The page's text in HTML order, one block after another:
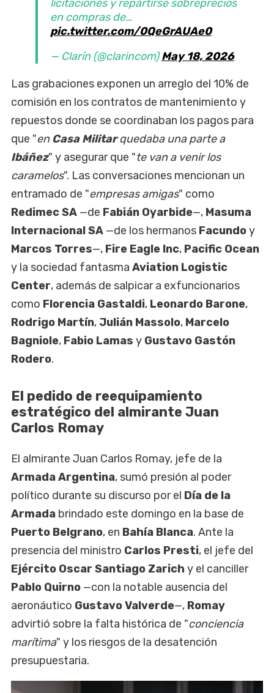
licitaciones y repartirse sobreprecios
en compras de…
pic.twitter.com/0QeGrAUAe0
— Clarín (@clarincom)May 18, 2026
Las grabaciones exponen un arreglo del 10% de
comisión en los contratos de mantenimiento y
repuestos donde se coordinaban los pagos para
que "en Casa Militarquedaba una parte a
Ibáñez" y asegurar que "te van a venir los
caramelos". Las conversaciones mencionan un
entramado de "empresas amigas" como
Redimec SA —de Fabián Oyarbide—, Masuma
Internacional SA —de los hermanos Facundoy
Marcos Torres—, Fire Eagle Inc, Pacific Ocean
y la sociedad fantasma Aviation Logistic
Center, además de salpicar a exfuncionarios
como Florencia Gastaldi, Leonardo Barone,
Rodrigo Martín, Julián Massolo, Marcelo
Bagniole, Fabio Lamas y Gustavo Gastón
Rodero.
El pedido de reequipamiento
estratégico del almirante Juan
Carlos Romay
El almirante Juan Carlos Romay, jefe de la
Armada Argentina, sumó presión al poder
político durante su discurso por el Día de la
Armada brindado este domingo en la base de
Puerto Belgrano, en Bahía Blanca. Ante la
presencia del ministro Carlos Presti, el jefe del
Ejército Oscar Santiago Zarich y el canciller
Pablo Quirno —con la notable ausencia del
aeronáutico Gustavo Valverde—, Romay
advirtió sobre la falta histórica de "conciencia
marítima" y los riesgos de la desatención
presupuestaria.